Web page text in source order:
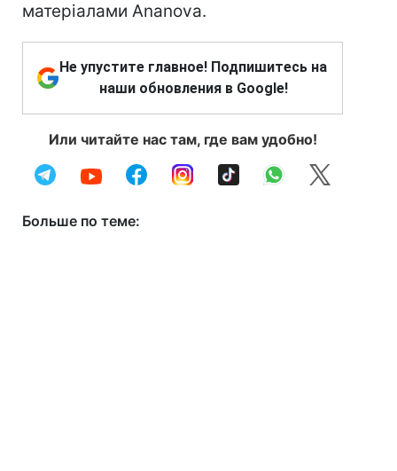
матеріалами Ananova.
Не упустите главное! Подпишитесь на
наши обновления в Google!
Или читайте нас там, где вам удобно!
Больше по теме: